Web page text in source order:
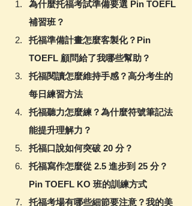
為什麼托福考試準備要選 Pin TOEFL
補習班？
托福準備計畫怎麼客製化？Pin
TOEFL 顧問給了我哪些幫助？
托福閱讀怎麼維持手感？高分考生的
每日練習方法
托福聽力怎麼練？為什麼符號筆記法
能提升理解力？
托福口說如何突破 20 分？
托福寫作怎麼從 2.5 進步到 25 分？
Pin TOEFL KO 班的訓練方式
托福考場有哪些細節要注意？我的美